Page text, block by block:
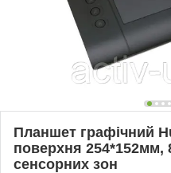
Планшет графічний
поверхня 254*152мм,
сенсорних зон